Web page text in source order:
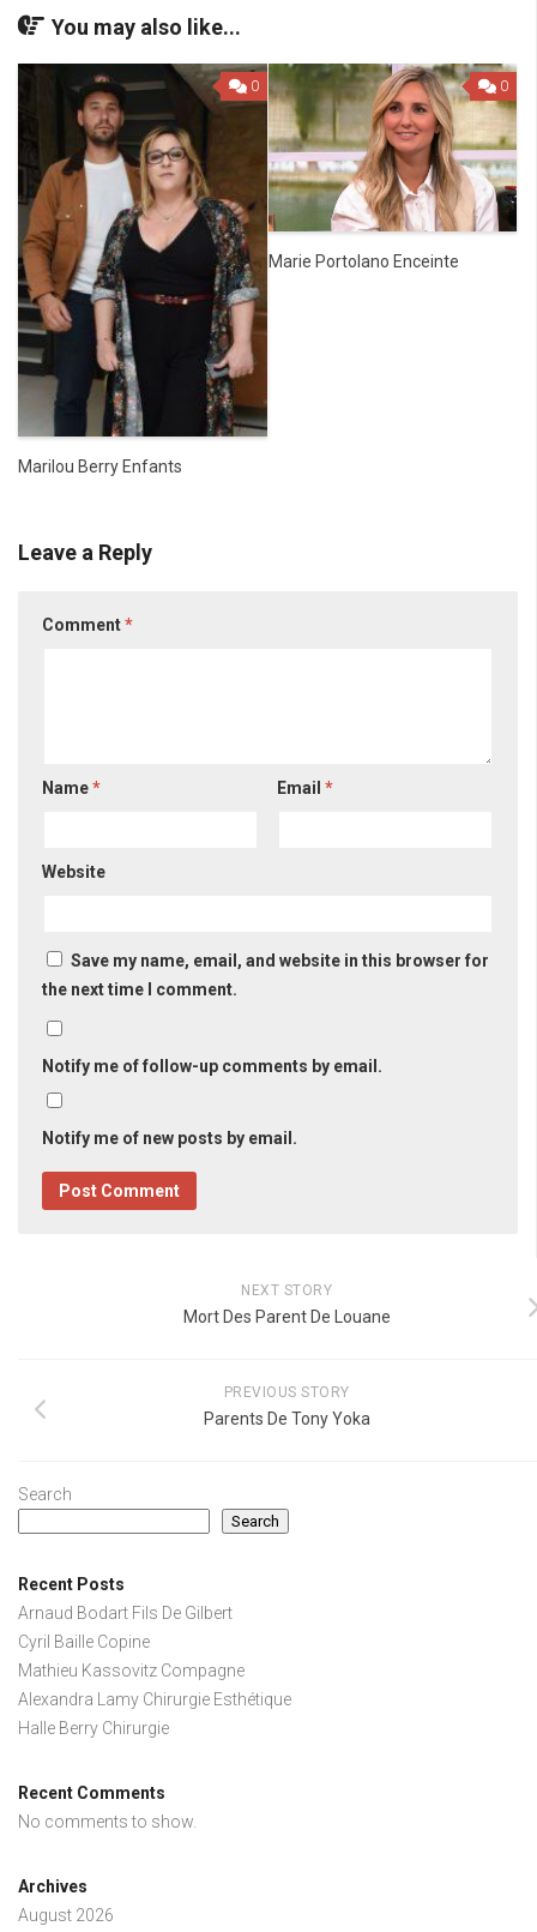
You may also like...
0
Marilou Berry Enfants
0
Marie Portolano Enceinte
Leave a Reply
Comment*
Name* Email*
Website
Save my name, email, and website in this browser for
the next time I comment.
Notify me of follow-up comments by email.
Notify me of new posts by email.
NEXT STORY
Mort Des Parent De Louane
PREVIOUS STORY
Parents De Tony Yoka
Search
Search
Recent Posts
Arnaud Bodart Fils De Gilbert
Cyril Baille Copine
Mathieu Kassovitz Compagne
Alexandra Lamy Chirurgie Esthétique
Halle Berry Chirurgie
Recent Comments
No comments to show.
Archives
August 2026